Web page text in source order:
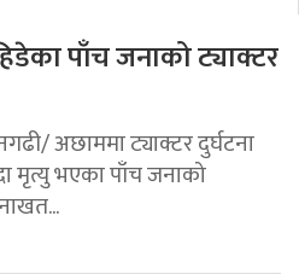
पाँच जनाको ट्याक्टर
अछाममा ट्याक्टर दुर्घटना
मृत्यु भएका पाँच जनाको